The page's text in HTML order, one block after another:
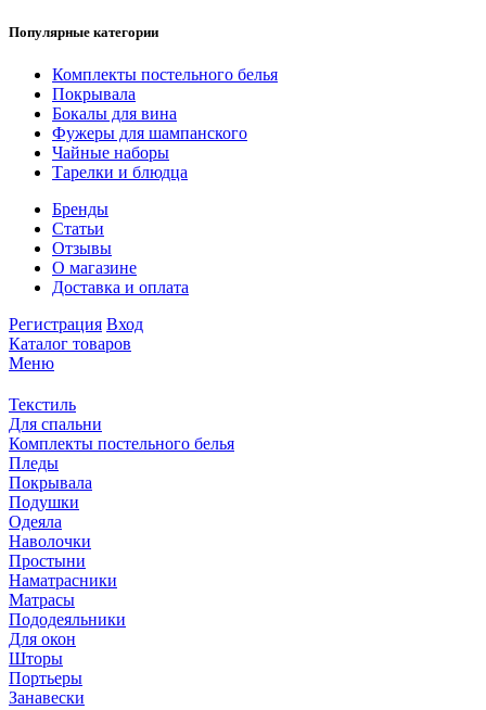
Популярные категории
Комплекты постельного белья
Покрывала
Бокалы для вина
Фужеры для шампанского
Чайные наборы
Тарелки и блюдца
Бренды
Статьи
Отзывы
О магазине
Доставка и оплата
Регистрация Вход
Каталог товаров
Меню
Текстиль
Для спальни
Комплекты постельного белья
Пледы
Покрывала
Подушки
Одеяла
Наволочки
Простыни
Наматрасники
Матрасы
Пододеяльники
Для окон
Шторы
Портьеры
Занавески